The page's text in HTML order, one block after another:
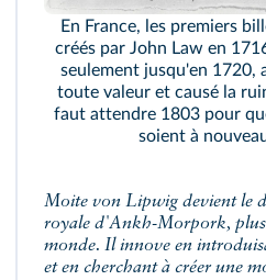
En France, les premiers
créés par John Law en
seulement jusqu'en 1720,
toute valeur et causé la
faut attendre 1803 pour
soient à
Moite von Lipwig devient le
royale d'Ankh-Morpork,
monde. Il innove en
et en cherchant à créer une